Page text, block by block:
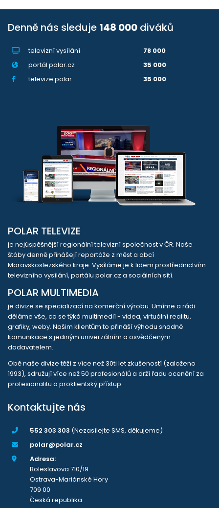
Denně nás sleduje 148 000 diváků
televizní vysílání
78 000
portál polar.cz
35 000
televize.polar
35 000
POLAR TELEVIZE
je nejúspěšnější regionální televizní společnost v ČR. Naše
štáby denně přinášejí reportáže z měst a obcí
Moravskoslezského kraje. Vysíláme je k lidem prostřednictvím
televizního vysílání, portálu polar.cz a sociálních sítí.
POLAR MULTIMEDIA
je divize se specializací na komerční výrobu. Umíme a rádi
děláme vše, co se týká multimedií - videa, virtuální realitu,
grafiky, weby. Našim klientům to přináší výhodu snadné
komunikace s jediným univerzálním a osvědčeným
dodavatelem.
Obě naše divize těží z více než 30ti let zkušeností (založeno
1993), sdružují více než 50 profesionálů a drží řadu ocenění za
profesionalitu a proklientský přístup.
Kontaktujte nás
552 303 303 (Nezasílejte SMS, děkujeme)
polar@polar.cz
Adresa:
Boleslavova 710/19
Ostrava-Mariánské Hory
709 00
Česká republika